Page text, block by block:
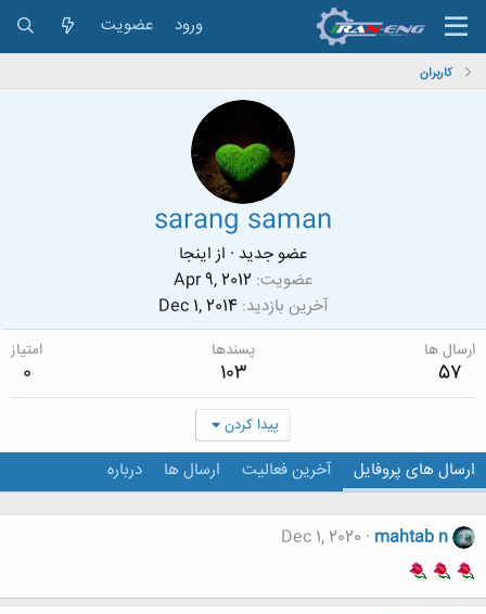
ورود عضویت
کاربران
sarang saman
عضو جدید · از اینجا
عضویت Apr 9, 2012
آخرین بازدید Dec 1, 2014
ارسال ها
57
پسندها
103
امتیاز
0
پیدا کردن
ارسال های پروفایل آخرین فعالیت ارسال ها درباره
mahtab n
Dec 1, 2020